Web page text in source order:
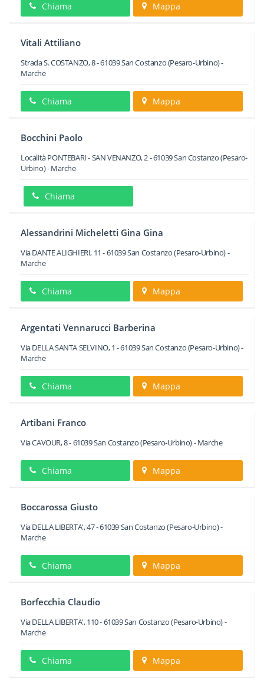
Chiama Mappa
Vitali Attiliano
Strada S. COSTANZO, 8-61039San Costanzo(Pesaro-Urbino) -
Marche
Chiama Mappa
Bocchini Paolo
Località PONTEBARI - SAN VENANZO, 2-61039San Costanzo(Pesaro-
Urbino) -Marche
Chiama
Alessandrini Micheletti Gina Gina
Via DANTE ALIGHIERI, 11 -61039San Costanzo(Pesaro-Urbino) -
Marche
Chiama Mappa
Argentati Vennarucci Barberina
Via DELLA SANTA SELVINO, 1 -61039San Costanzo(Pesaro-Urbino) -
Marche
Chiama Mappa
Artibani Franco
Via CAVOUR, 8-61039San Costanzo(Pesaro-Urbino) -Marche
Chiama Mappa
Boccarossa Giusto
Via DELLA LIBERTA', 47-61039San Costanzo(Pesaro-Urbino) -
Marche
Chiama Mappa
Borfecchia Claudio
Via DELLA LIBERTA', 110-61039San Costanzo(Pesaro-Urbino) -
Marche
Chiama Mappa